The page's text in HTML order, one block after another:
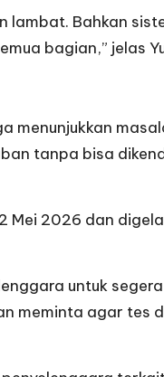
Bahkan
bagian,” jelas
menunjukkan
tanpa bisa
Mei 2026 dan
untuk
meminta agar tes